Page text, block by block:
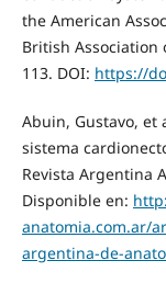
the American
British Association
113. DOI: https://
Abuin, Gustavo, et
sistema
Revista Argentina
Disponible en:
anatomia.com.ar/
argentina-de-